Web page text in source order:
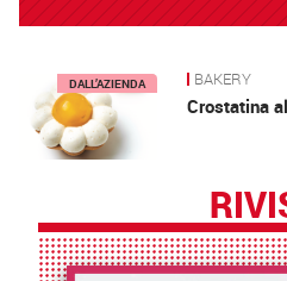
News DALL’AZIENDA BAKERY
Crostatina